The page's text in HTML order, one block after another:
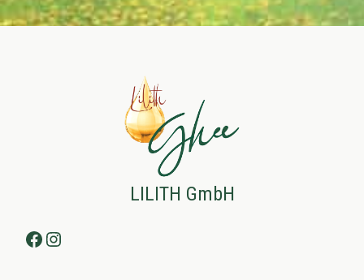
LILITH GmbH
Facebook
Instagram